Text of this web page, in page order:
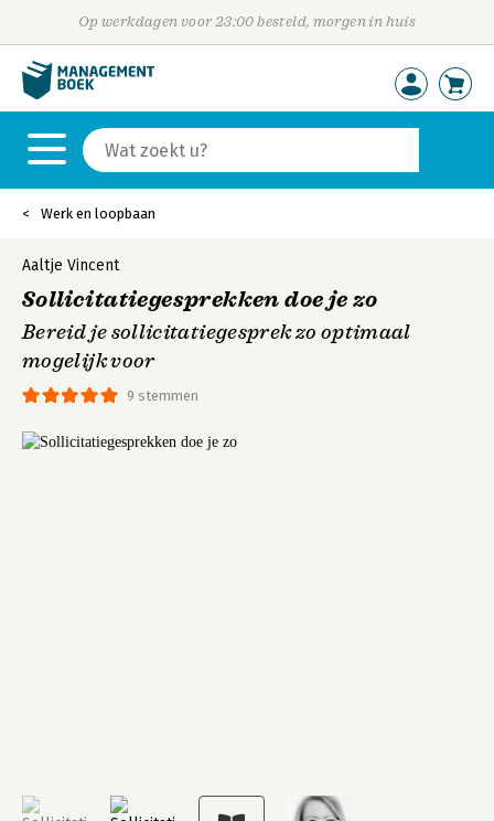
Op werkdagen voor 23:00 besteld, morgen in huis
Werk en loopbaan
9 stemmen
Aaltje Vincent
Sollicitatiegesprekken doe je zo
Bereid je sollicitatiegesprek zo optimaal
mogelijk voor